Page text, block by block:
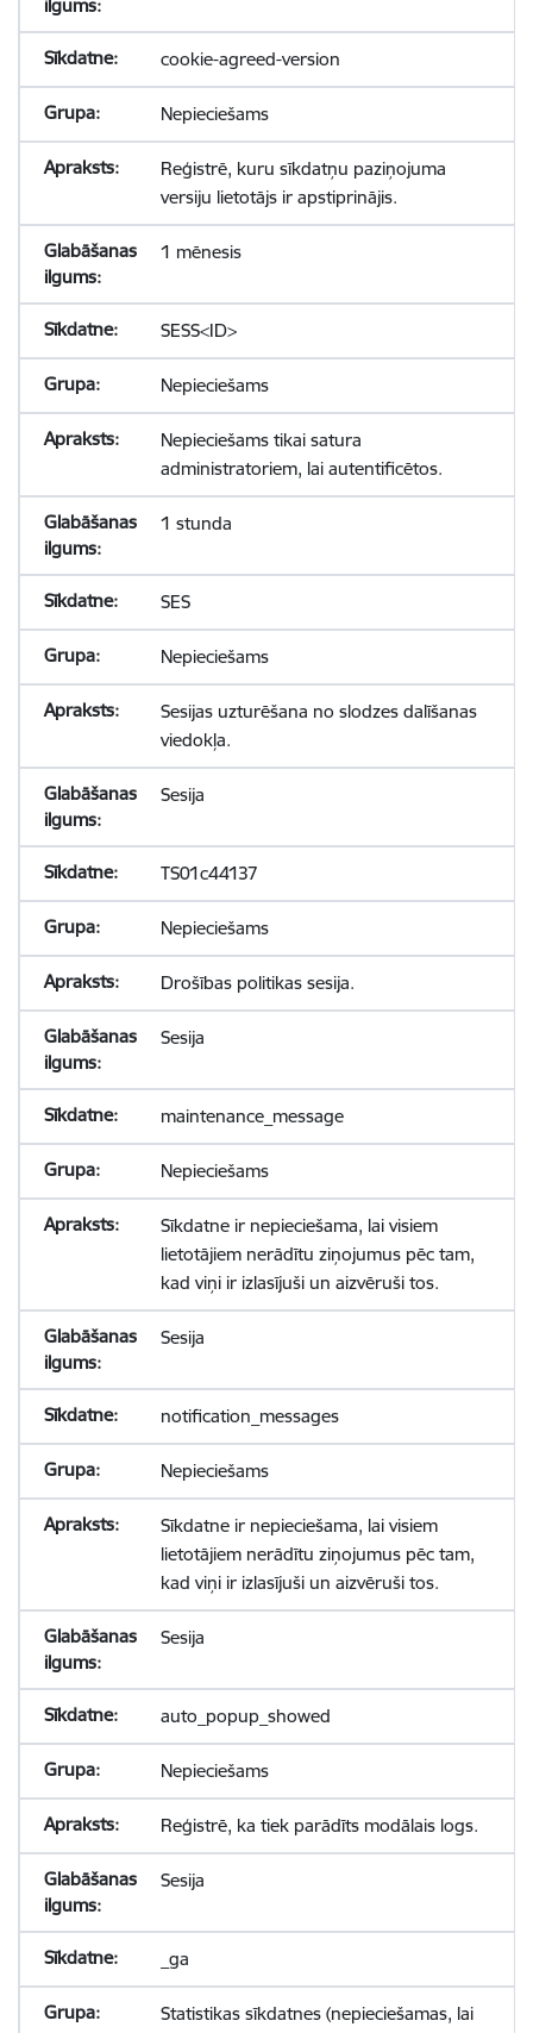
cookie-agreed-version
Nepieciešams
Reģistrē, kuru sīkdatņu paziņojuma
versiju lietotājs ir apstiprinājis.
1 mēnesis
SESS<ID>
Nepieciešams
Nepieciešams tikai satura
administratoriem, lai autentificētos.
1 stunda
SES
Nepieciešams
Sesijas uzturēšana no slodzes dalīšanas
viedokļa.
Sesija
TS01c44137
Nepieciešams
Drošības politikas sesija.
Sesija
maintenance_message
Nepieciešams
Sīkdatne ir nepieciešama, lai visiem
lietotājiem nerādītu ziņojumus pēc tam,
kad viņi ir izlasījuši un aizvēruši tos.
Sesija
notification_messages
Nepieciešams
Sīkdatne ir nepieciešama, lai visiem
lietotājiem nerādītu ziņojumus pēc tam,
kad viņi ir izlasījuši un aizvēruši tos.
Sesija
auto_popup_showed
Nepieciešams
Reģistrē, ka tiek parādīts modālais logs.
Sesija
_ga
Statistikas sīkdatnes (nepieciešamas, lai